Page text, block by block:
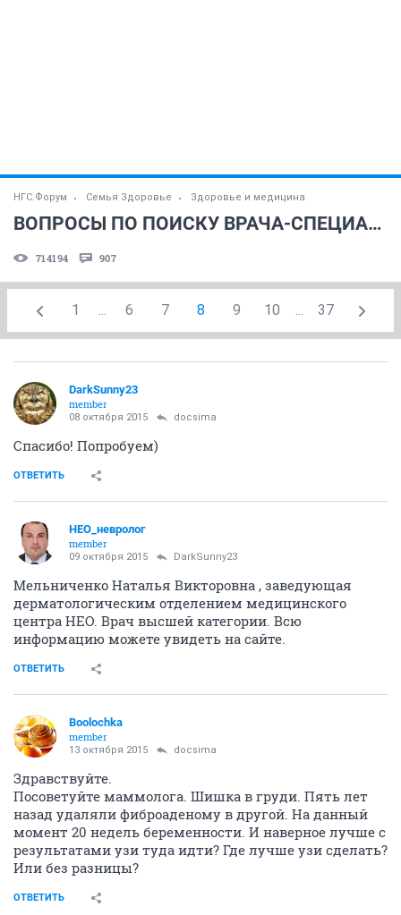
НГС.Форум Семья Здоровье Здоровье и медицина
ВОПРОСЫ ПО ПОИСКУ ВРАЧА-СПЕЦИАЛИСТА (часть 4)
714194 907
1 ... 6 7 8 9 10 ... 37
DarkSunny23
member
08 октября 2015 docsima
Спасибо! Попробуем)
ОТВЕТИТЬ
НЕО_невролог
member
09 октября 2015 DarkSunny23
Мельниченко Наталья Викторовна , заведующая
дерматологическим отделением медицинского
центра НЕО. Врач высшей категории. Всю
информацию можете увидеть на сайте.
ОТВЕТИТЬ
Boolochka
member
13 октября 2015 docsima
Здравствуйте.
Посоветуйте маммолога. Шишка в груди. Пять лет
назад удаляли фиброаденому в другой. На данный
момент 20 недель беременности. И наверное лучше с
результатами узи туда идти? Где лучше узи сделать?
Или без разницы?
ОТВЕТИТЬ